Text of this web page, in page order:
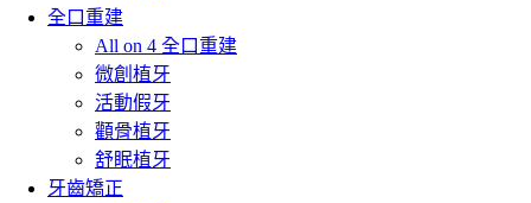
全口重建
All on 4 全口重建
微創植牙
活動假牙
顴骨植牙
舒眠植牙
牙齒矯正